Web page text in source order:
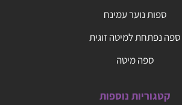
ספות נוער עמינח
ספה נפתחת למיטה זוגית
ספה מיטה
קטגוריות נוספות